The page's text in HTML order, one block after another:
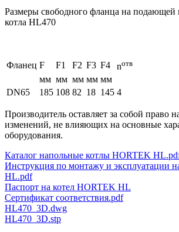
Размеры свободного фланца на подающей
котла HL470
Фланец F F1 F2 F3 F4 nотв
мм мм мм мм мм
DN65
185 108 82 18 145 4
Производитель оставляет за собой право
изменений, не влияющих на основные
оборудования.
Каталог напольные котлы HORTEK
Инструкция по монтажу и эксплуатации
HL.pdf
Паспорт на котел HORTEK HL
Сертификат соответствия.pdf
HL470_3D.dwg
HL470_3D.stp